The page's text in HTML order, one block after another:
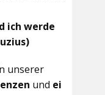
ich werde
unserer
und ei